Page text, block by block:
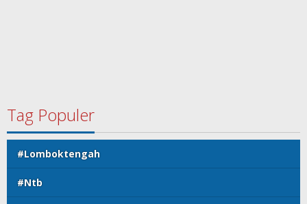
Tag Populer
#Lomboktengah
#Ntb